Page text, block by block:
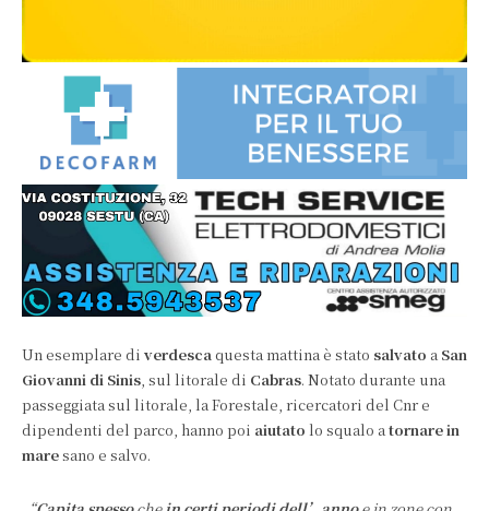
Un esemplare di verdescaquesta mattina è stato salvato a San
Giovanni di Sinis, sul litorale di Cabras. Notato durante una
passeggiata sul litorale, la Forestale, ricercatori del Cnr e
dipendenti del parco, hanno poi aiutato lo squalo atornare in
maresano e salvo.